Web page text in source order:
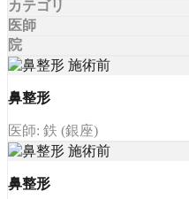
カテゴリ
医師
院
鼻整形
医師: 鉄 (銀座)
鼻整形